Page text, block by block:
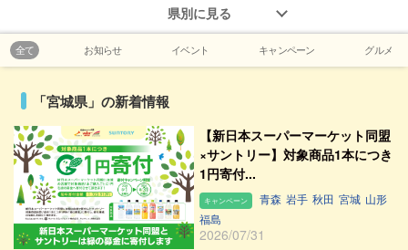
県別に見る
全て お知らせ イベント キャンペーン グルメ
「宮城県」の新着情報
【新日本スーパーマーケット同盟
×サントリー】対象商品1本につき
1円寄付...
キャンペーン 青森 岩手 秋田 宮城 山形
福島
2026/07/31